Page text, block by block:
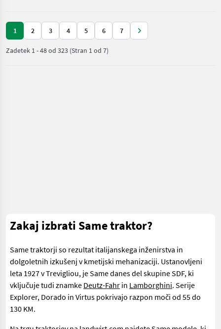
1 2 3 4 5 6 7
Zadetek 1-48od 323 (Stran 1 od 7)
Zakaj izbrati Same traktor?
Same traktorji so rezultat italijanskega inženirstva in
dolgoletnih izkušenj v kmetijski mehanizaciji. Ustanovljeni
leta 1927 v Trevigliou, je Same danes del skupine SDF, ki
vključuje tudi znamke Deutz-Fahr in Lamborghini. Serije
Explorer, Dorado in Virtus pokrivajo razpon moči od 55 do
130 KM.